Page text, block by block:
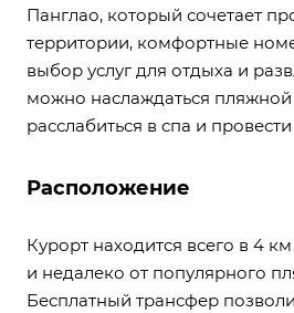
Панглао, который сочетает
территории, комфортные
выбор услуг для отдыха и
можно наслаждаться
расслабиться в спа и
Расположение
Курорт находится всего в 4
и недалеко от популярного
Бесплатный трансфер